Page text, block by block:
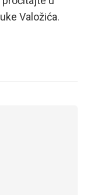
Valožića.